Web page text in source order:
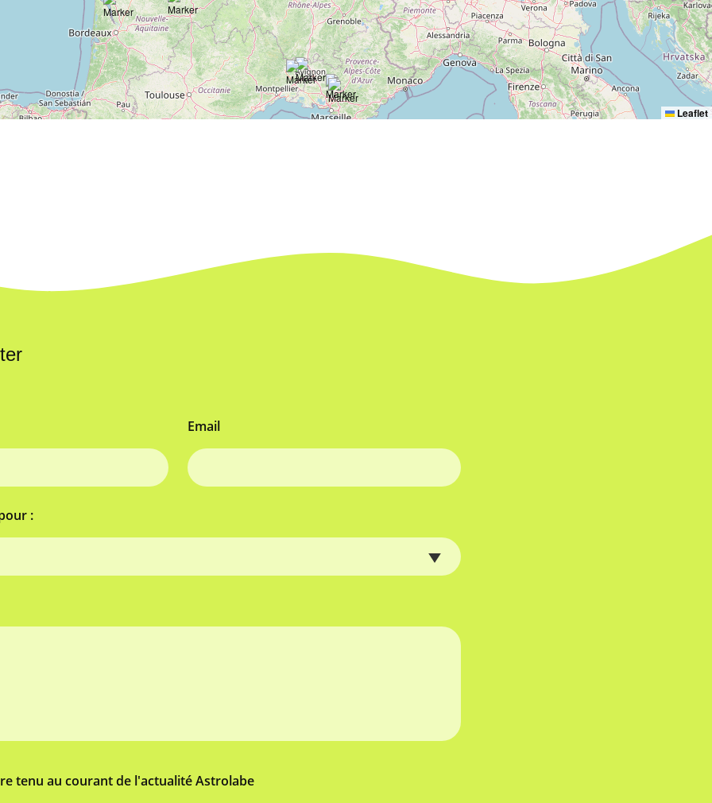
Leaflet
Email
:
tenu au courant de l'actualité Astrolabe